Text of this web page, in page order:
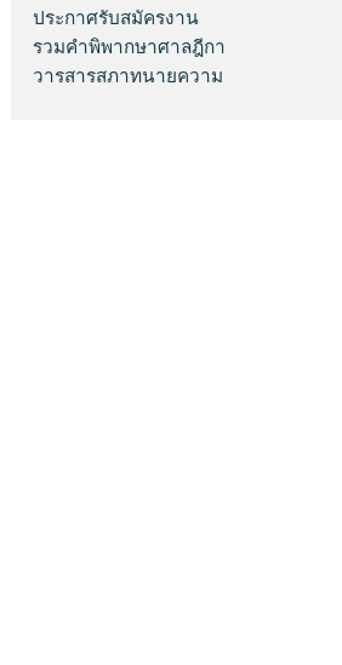
ประกาศรับสมัครงาน
รวมคำพิพากษาศาลฎีกา
วารสารสภาทนายความ